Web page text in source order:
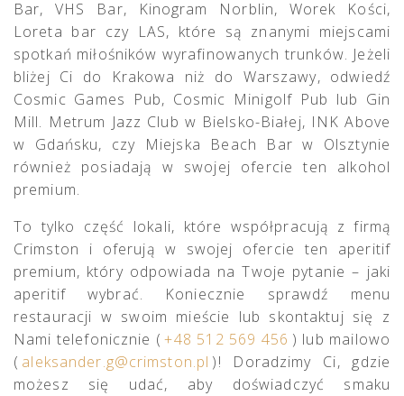
Bar, VHS Bar, Kinogram Norblin, Worek Kości,
Loreta bar czy LAS, które są znanymi miejscami
spotkań miłośników wyrafinowanych trunków. Jeżeli
bliżej Ci do Krakowa niż do Warszawy, odwiedź
Cosmic Games Pub, Cosmic Minigolf Pub lub Gin
Mill. Metrum Jazz Club w Bielsko-Białej, INK Above
w Gdańsku, czy Miejska Beach Bar w Olsztynie
również posiadają w swojej ofercie ten alkohol
premium.
To tylko część lokali, które współpracują z firmą
Crimston i oferują w swojej ofercie ten aperitif
premium, który odpowiada na Twoje pytanie – jaki
aperitif wybrać. Koniecznie sprawdź menu
restauracji w swoim mieście lub skontaktuj się z
Nami telefonicznie ( +48 512 569 456 ) lub mailowo
( aleksander.g@crimston.pl )! Doradzimy Ci, gdzie
możesz się udać, aby doświadczyć smaku